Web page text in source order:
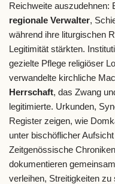
Reichweite auszudehnen:
regionale Verwalter,
während ihre liturgischen
Legitimität stärkten.
gezielte Pflege religiöser
verwandelte kirchliche
Herrschaft, das Zwang
legitimierte. Urkunden,
Register zeigen, wie
unter bischöflicher Aufsicht
Zeitgenössische
dokumentieren
verleihen, Streitigkeiten